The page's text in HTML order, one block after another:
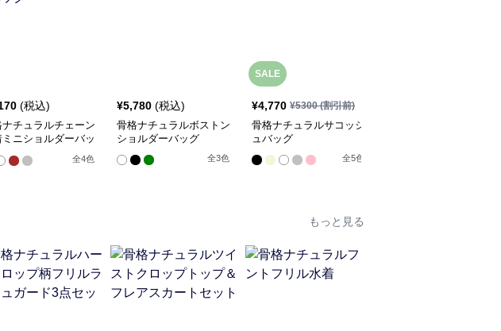
(税込)
ナチュラルチェーン
ミニショルダーバッ
全4色
¥5,780 (税込)
骨格ナチュラルボストン
ショルダーバッグ
全3色
SALE
¥4,770 ¥5300(割引前)
骨格ナチュラルサコッシ
ュバッグ
全5色
もっと見る